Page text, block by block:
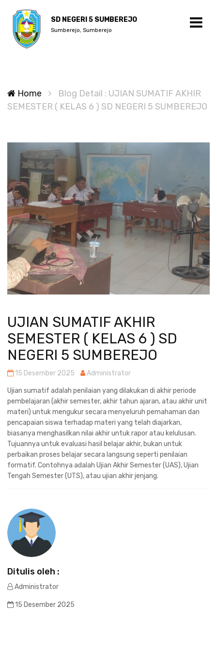
SD NEGERI 5 SUMBEREJO
Sumberejo, Sumberejo
Home
Blog Detail : UJIAN SUMATIF AKHIR
SEMESTER ( KELAS 6 ) SD NEGERI 5 SUMBEREJO
UJIAN SUMATIF AKHIR
SEMESTER ( KELAS 6 ) SD
NEGERI 5 SUMBEREJO
15 Desember 2025 Administrator
Ujian sumatif adalah penilaian yang dilakukan di akhir periode
pembelajaran (akhir semester, akhir tahun ajaran, atau akhir unit
materi) untuk mengukur secara menyeluruh pemahaman dan
pencapaian siswa terhadap materi yang telah diajarkan,
biasanya menghasilkan nilai akhir untuk rapor atau kelulusan.
Tujuannya untuk evaluasi hasil belajar akhir, bukan untuk
perbaikan proses belajar secara langsung seperti penilaian
formatif. Contohnya adalah Ujian Akhir Semester (UAS), Ujian
Tengah Semester (UTS), atau ujian akhir jenjang.
Ditulis oleh :
Administrator
15 Desember 2025